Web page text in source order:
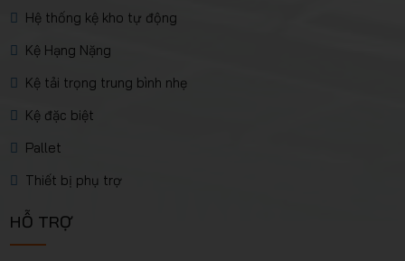
Hệ thống kệ kho tự động
Kệ Hạng Nặng
Kệ tải trọng trung bình nhẹ
Kệ đặc biệt
Pallet
Thiết bị phụ trợ
HỖ TRỢ